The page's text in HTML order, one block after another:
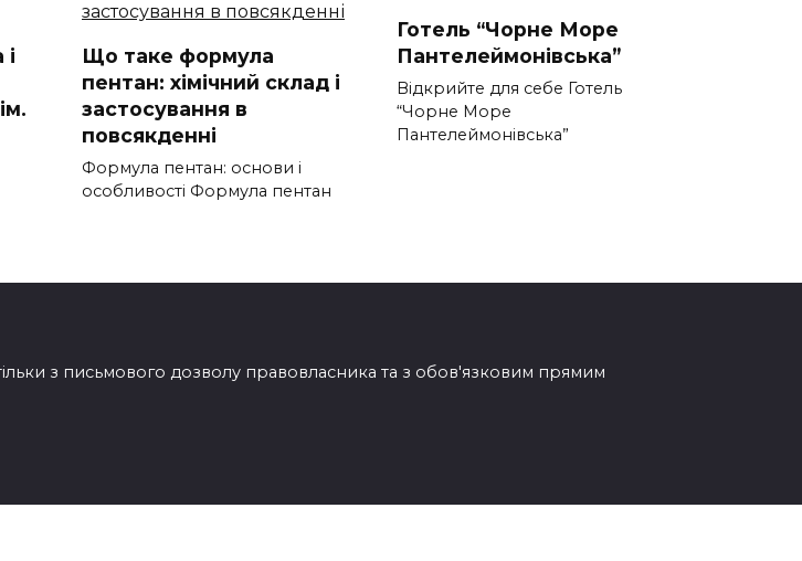
Що таке формула
пентан: хімічний склад і
застосування в
повсякденні
Формула пентан: основи і
особливості Формула пентан
Готель “Чорне Море
Пантелеймонівська”
Відкрийте для себе Готель
“Чорне Море
Пантелеймонівська”
з письмового дозволу правовласника та з обов'язковим прямим